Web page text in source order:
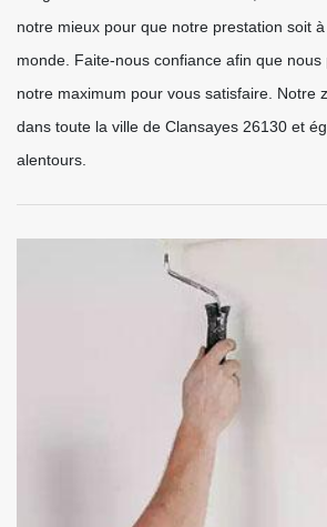
notre mieux pour que notre prestation soit
monde. Faite-nous confiance afin que
notre maximum pour vous satisfaire. Notre
dans toute la ville de Clansayes 26130 et
alentours.